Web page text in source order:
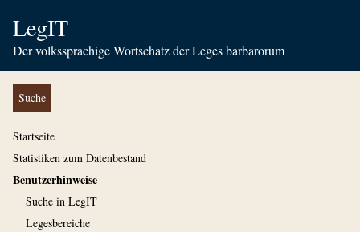
LegIT
Der volkssprachige Wortschatz der Leges barbarorum
Suche
Startseite
Statistiken zum Datenbestand
Benutzerhinweise
Suche in LegIT
Legesbereiche